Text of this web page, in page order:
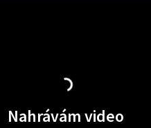
Nahrávám video